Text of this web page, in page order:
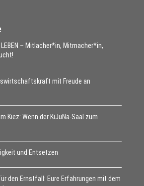
LEBEN – Mitlacher*in, Mitmacher*in,
mit Freude an
Kiez: Wenn der KiJuNa-Saal zum
und Entsetzen
den Ernstfall: Eure Erfahrungen mit dem